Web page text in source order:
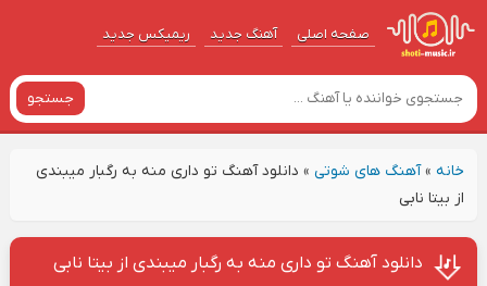
صفحه اصلی آهنگ‌ جدید ریمیکس جدید
جستجو
خانه»آهنگ های شوتی» دانلود آهنگ تو داری منه به رگبار میبندی
از بیتا نابی
دانلود آهنگ تو داری منه به رگبار میبندی از بیتا نابی